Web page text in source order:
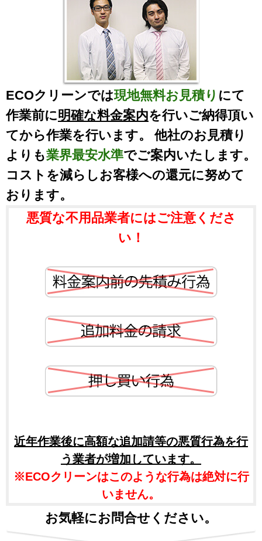
ECOクリーンでは現地無料お見積り にて
作業前に明確な料金案内を行いご納得頂い
てから作業を行います。 他社のお見積り
よりも業界最安水準でご案内いたします。
コストを減らしお客様への還元に努めて
おります。
悪質な不用品業者にはご注意くださ
い！
近年作業後に高額な追加請等の悪質行為を行
う業者が増加しています。
※ECOクリーンはこのような行為は絶対に行
いません。
お気軽にお問合せください。